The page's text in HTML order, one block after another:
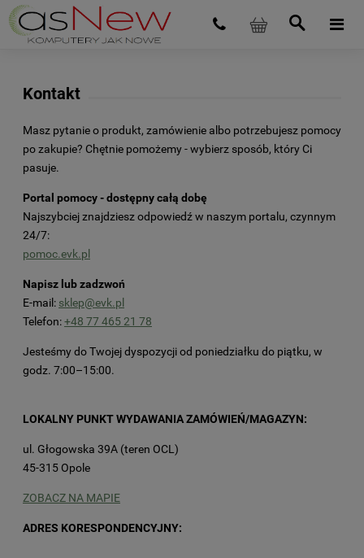
Kontakt
Masz pytanie o produkt, zamówienie albo potrzebujesz pomocy
po zakupie? Chętnie pomożemy - wybierz sposób, który Ci
pasuje.
Portal pomocy - dostępny całą dobę
Najszybciej znajdziesz odpowiedź w naszym portalu, czynnym
24/7:
pomoc.evk.pl
Napisz lub zadzwoń
E-mail: sklep@evk.pl
Telefon:+48 77 465 21 78
Jesteśmy do Twojej dyspozycji od poniedziałku do piątku, w
godz. 7:00–15:00.
LOKALNY PUNKT WYDAWANIA ZAMÓWIEŃ/MAGAZYN:
ul. Głogowska 39A (teren OCL)
45-315 Opole
ZOBACZ NA MAPIE
ADRES KORESPONDENCYJNY: